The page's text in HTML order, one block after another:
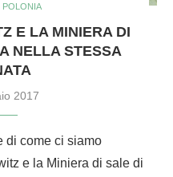
POLONIA
E LA MINIERA DI
NELLA STESSA
2017
di come ci siamo
e la Miniera di sale di